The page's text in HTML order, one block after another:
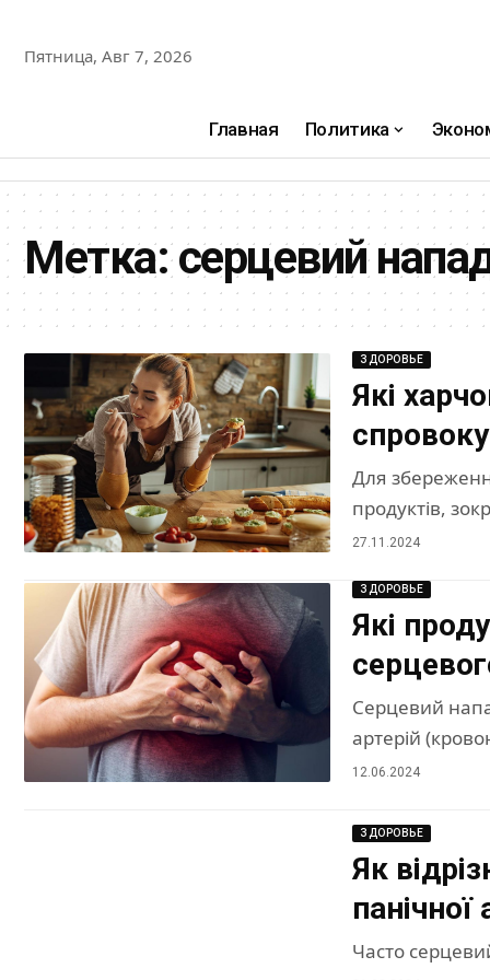
Пятница, Авг 7, 2026
Главная Политика
Метка:серцевий
ЗДОРОВЬЕ
Які
Для
продуктів,
27.11.2024
ЗДОРОВЬЕ
Які
Серцевий
артерій
12.06.2024
ЗДОРОВЬЕ
Як
Часто